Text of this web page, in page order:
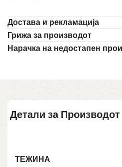
Достава и рекламација
Грижа за производот
Нарачка на недостапен
Детали за Производот
ТЕЖИНА